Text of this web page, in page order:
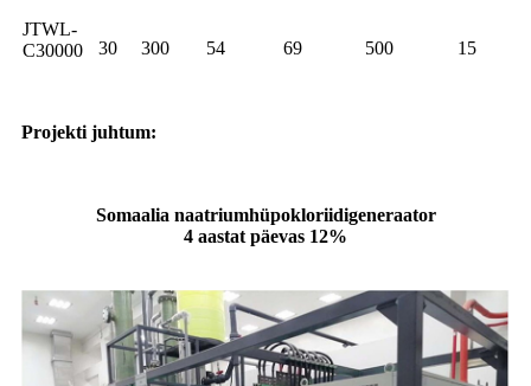
JTWL-
C30000
30 300 54 69 500 15
Projekti juhtum:
Somaalia naatriumhüpokloriidigeneraator
4 aastat päevas 12%